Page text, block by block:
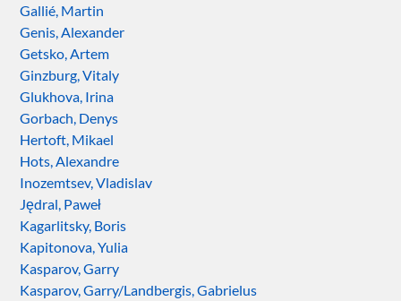
Gallié, Martin
Genis, Alexander
Getsko, Artem
Ginzburg, Vitaly
Glukhova, Irina
Gorbach, Denys
Hertoft, Mikael
Hots, Alexandre
Inozemtsev, Vladislav
Jędral, Paweł
Kagarlitsky, Boris
Kapitonova, Yulia
Kasparov, Garry
Kasparov, Garry/Landbergis, Gabrielus